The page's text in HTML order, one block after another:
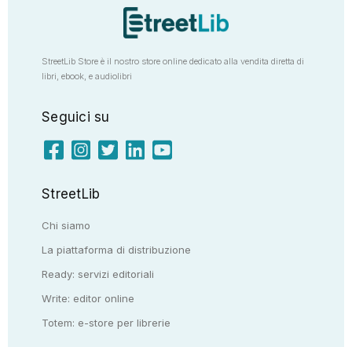
StreetLib Store è il nostro store online dedicato alla vendita diretta di
libri, ebook, e audiolibri
Seguici su
StreetLib
Chi siamo
La piattaforma di distribuzione
Ready: servizi editoriali
Write: editor online
Totem: e-store per librerie